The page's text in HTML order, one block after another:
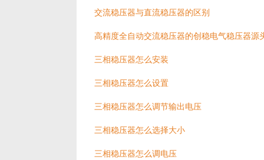
交流稳压器与直流稳压器的区别
高精度全自动交流稳压器的创稳电气稳压器源
三相稳压器怎么安装
三相稳压器怎么设置
三相稳压器怎么调节输出电压
三相稳压器怎么选择大小
三相稳压器怎么调电压